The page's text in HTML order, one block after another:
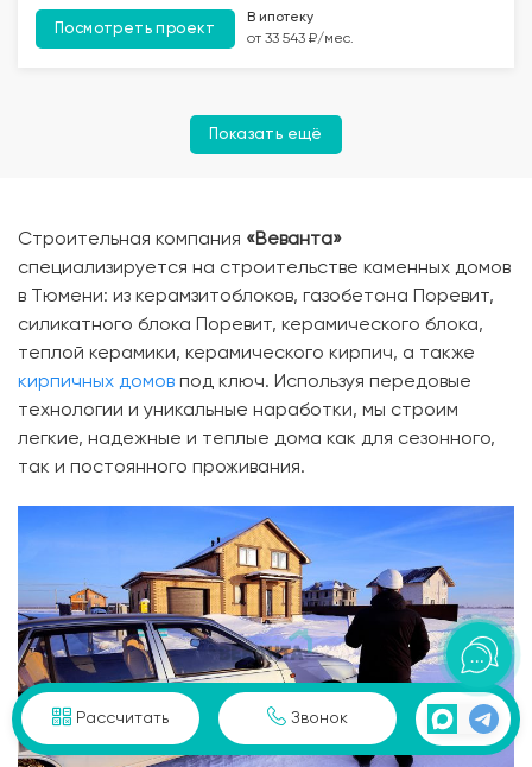
Рассчитать Звонок
Посмотреть проект
В ипотеку
от 33 543 ₽/мес.
Показать ещё
Строительная компания «Веванта»
специализируется на строительстве каменных домов
в Тюмени: из керамзитоблоков, газобетона Поревит,
силикатного блока Поревит, керамического блока,
теплой керамики, керамического кирпич, а также
кирпичных домов под ключ. Используя передовые
технологии и уникальные наработки, мы строим
легкие, надежные и теплые дома как для сезонного,
так и постоянного проживания.